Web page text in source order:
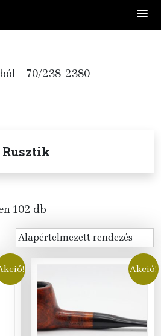
– 70/238-2380
Rusztik
102 db
Akció!